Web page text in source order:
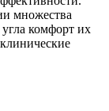
множества
угла комфорт их